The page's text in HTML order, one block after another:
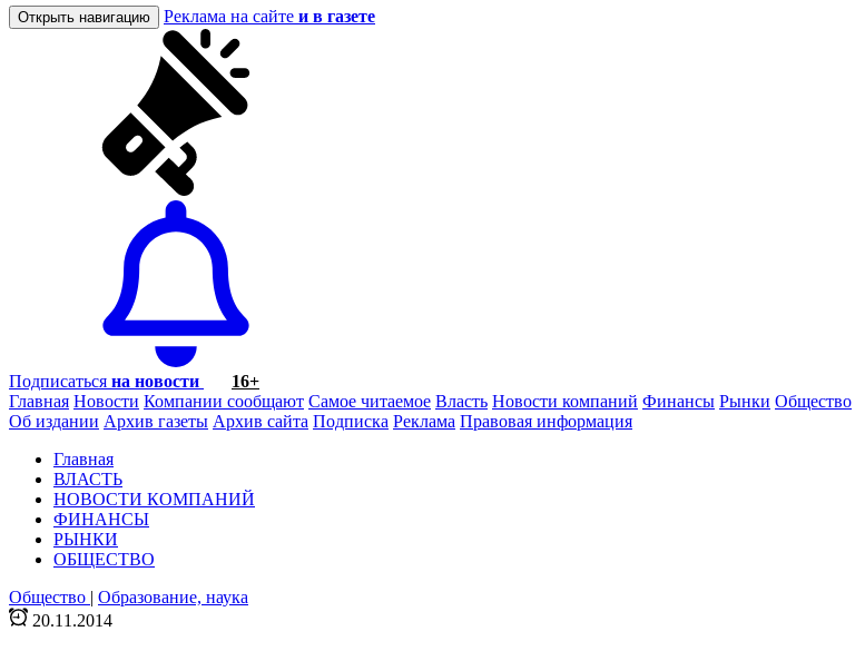
Открыть навигацию Реклама на сайте и в газете
Подписаться на новости
16+
Главная Новости Компании сообщают Самое читаемое Власть Новости компаний Финансы Рынки Общество
Об издании Архив газеты Архив сайта Подписка Реклама Правовая информация
Главная
ВЛАСТЬ
НОВОСТИ КОМПАНИЙ
ФИНАНСЫ
РЫНКИ
ОБЩЕСТВО
Общество | Образование, наука
20.11.2014